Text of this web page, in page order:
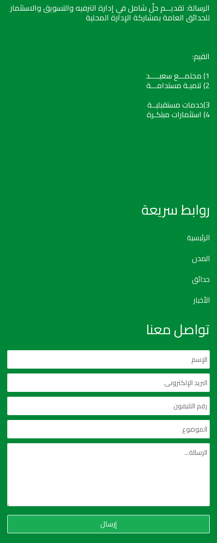
الرسالة: تقديـــم حلّ شامل في إدارة الترفيه والتسويق والاستثمار
للحدائق العامة بمشاركة الإدارة المحلية
القيم:
1) مجتمـــع سعيـــــد
2) تنميـة مستدامـــة
3)خدمات مستقبليــة
4) استثمارات مبتكـرة
روابط سريعة
الرئيسية
المدن
حدائق
الأخبار
تواصل معنا
إرسال